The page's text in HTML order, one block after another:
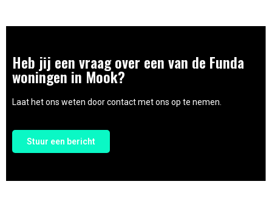
Heb jij een vraag over een van de Funda
woningen in Mook?
Laat het ons weten door contact met ons op te nemen.
Stuur een bericht